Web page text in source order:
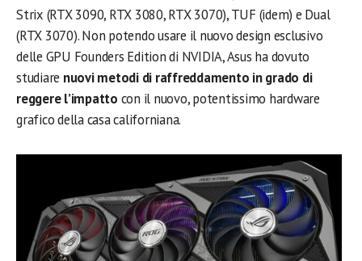
Strix (RTX 3090, RTX 3080, RTX 3070), TUF (idem) e Dual
(RTX 3070). Non potendo usare il nuovo design esclusivo
delle GPU Founders Edition di NVIDIA, Asus ha dovuto
studiare nuovi metodi di raffreddamento in grado di
reggere l’impatto con il nuovo, potentissimo hardware
grafico della casa californiana.